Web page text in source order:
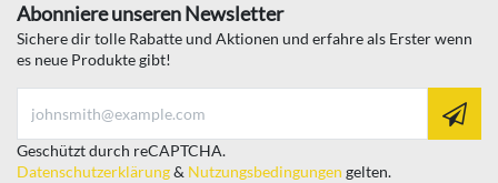
Abonniere unseren Newsletter
Sichere dir tolle Rabatte und Aktionen und erfahre als Erster wenn
es neue Produkte gibt!
Geschützt durch reCAPTCHA.
Datenschutzerklärung& Nutzungsbedingungen gelten.